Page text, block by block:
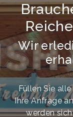
Wir
Füllen Sie
Ihre Anfrage
werden